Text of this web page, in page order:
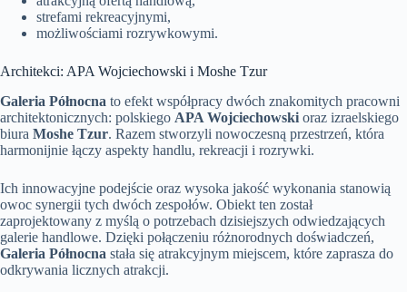
strefami rekreacyjnymi,
możliwościami rozrywkowymi.
Architekci: APA Wojciechowski i Moshe Tzur
Galeria Północna to efekt współpracy dwóch znakomitych pracowni
architektonicznych: polskiego APA Wojciechowski oraz izraelskiego
biura Moshe Tzur. Razem stworzyli nowoczesną przestrzeń, która
harmonijnie łączy aspekty handlu, rekreacji i rozrywki.
Ich innowacyjne podejście oraz wysoka jakość wykonania stanowią
owoc synergii tych dwóch zespołów. Obiekt ten został
zaprojektowany z myślą o potrzebach dzisiejszych odwiedzających
galerie handlowe. Dzięki połączeniu różnorodnych doświadczeń,
Galeria Północna stała się atrakcyjnym miejscem, które zaprasza do
odkrywania licznych atrakcji.